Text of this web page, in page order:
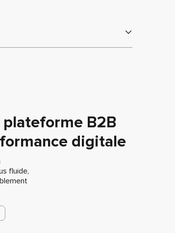
plateforme B2B
digitale
fluide,